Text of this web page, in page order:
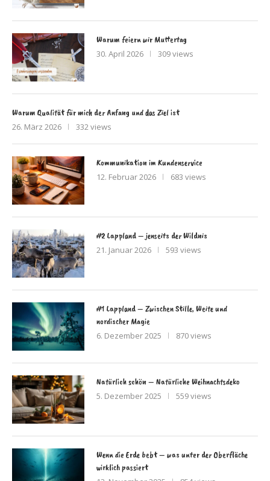
Warum feiern wir Muttertag
30. April 2026 309 views
Warum Qualität für mich der Anfang und das Ziel ist
26. März 2026 332 views
Kommunikation im Kundenservice
12. Februar 2026 683 views
#2 Lappland – jenseits der Wildnis
21. Januar 2026 593 views
#1 Lappland – Zwischen Stille, Weite und
nordischer Magie
6. Dezember 2025 870 views
Natürlich schön – Natürliche Weihnachtsdeko
5. Dezember 2025 559 views
Wenn die Erde bebt – was unter der Oberfläche
wirklich passiert